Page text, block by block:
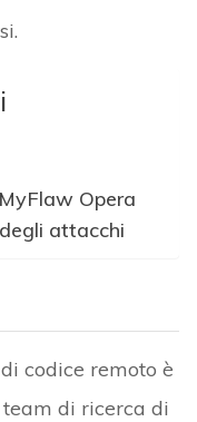
Opera
attacchi
codice remoto è
di ricerca di